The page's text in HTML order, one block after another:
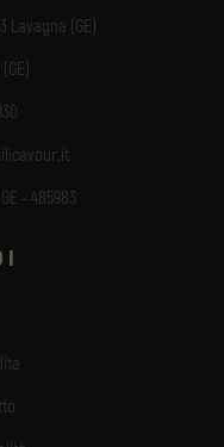
Lavagna (GE)
- 485983